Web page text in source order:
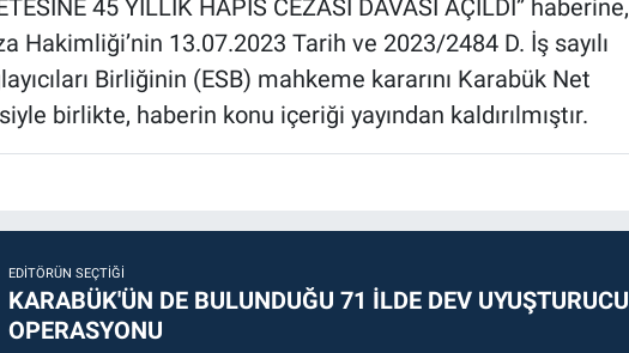
45 YILLIK HAPİS CEZASI DAVASI AÇILDI” haberine,
Hakimliği’nin 13.07.2023 Tarih ve 2023/2484 D. İş sayılı
Birliğinin (ESB) mahkeme kararını Karabük Net
birlikte, haberin konu içeriği yayından kaldırılmıştır.
EDITÖRÜN SEÇTIĞI
KARABÜK'ÜN DE BULUNDUĞU 71 İLDE DEV UYUŞTURUCU
OPERASYONU